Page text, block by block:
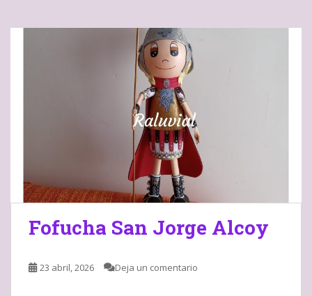
Fofucha San Jorge Alcoy
23 abril, 2026 Deja un comentario